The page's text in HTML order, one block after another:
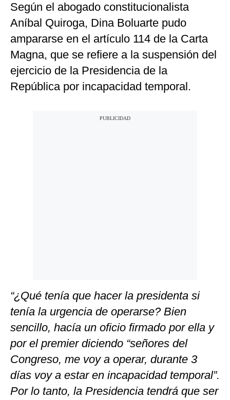
Según el abogado constitucionalista
Aníbal Quiroga, Dina Boluarte pudo
ampararse en el artículo 114 de la Carta
Magna, que se refiere a la suspensión del
ejercicio de la Presidencia de la
República por incapacidad temporal.
“¿Qué tenía que hacer la presidenta si
tenía la urgencia de operarse? Bien
sencillo, hacía un oficio firmado por ella y
por el premier diciendo “señores del
Congreso, me voy a operar, durante 3
días voy a estar en incapacidad temporal”.
Por lo tanto, la Presidencia tendrá que ser